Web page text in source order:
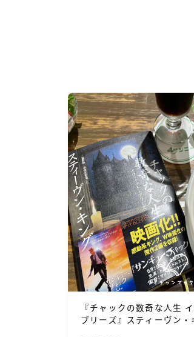
『チャックの数奇な人生
ブリーズ』スティーヴ